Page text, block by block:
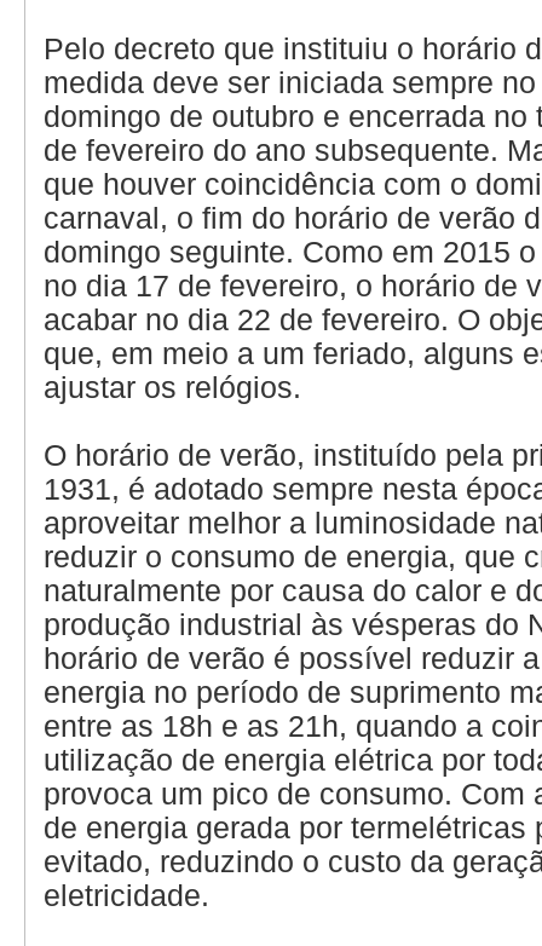
Pelo decreto que instituiu o horário
medida deve ser iniciada sempre
domingo de outubro e encerrada no
de fevereiro do ano subsequente.
que houver coincidência com o
carnaval, o fim do horário de verão
domingo seguinte. Como em 2015
no dia 17 de fevereiro, o horário de
acabar no dia 22 de fevereiro. O
que, em meio a um feriado, alguns
ajustar os relógios.
O horário de verão, instituído pela
1931, é adotado sempre nesta
aproveitar melhor a luminosidade
reduzir o consumo de energia, que
naturalmente por causa do calor e
produção industrial às vésperas do
horário de verão é possível reduzir
energia no período de suprimento
entre as 18h e as 21h, quando a
utilização de energia elétrica por
provoca um pico de consumo. Com
de energia gerada por termelétricas
evitado, reduzindo o custo da
eletricidade.